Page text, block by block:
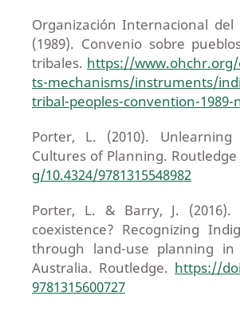
Organización Internacional del
(1989). Convenio sobre
tribales. https://
ts-mechanisms/instruments/
tribal-peoples-convention-1989-
Porter, L. (2010).
Cultures of Planning. Routledge
g/10.4324/9781315548982
Porter, L. & Barry, J. (2016).
coexistence? Recognizing
through land-use planning in
Australia. Routledge. https://
9781315600727